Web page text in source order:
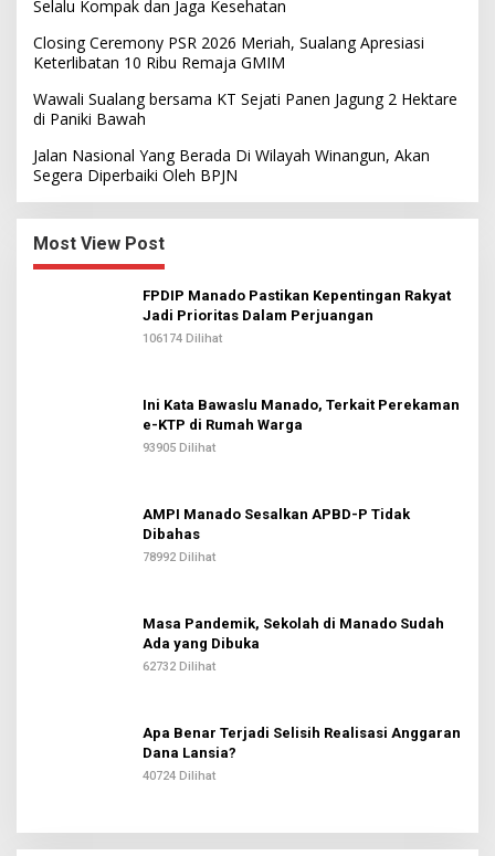
Selalu Kompak dan Jaga Kesehatan
Closing Ceremony PSR 2026 Meriah, Sualang Apresiasi
Keterlibatan 10 Ribu Remaja GMIM
Wawali Sualang bersama KT Sejati Panen Jagung 2 Hektare
di Paniki Bawah
Jalan Nasional Yang Berada Di Wilayah Winangun, Akan
Segera Diperbaiki Oleh BPJN
Most View Post
FPDIP Manado Pastikan Kepentingan Rakyat
Jadi Prioritas Dalam Perjuangan
106174 Dilihat
Ini Kata Bawaslu Manado, Terkait Perekaman
e-KTP di Rumah Warga
93905 Dilihat
AMPI Manado Sesalkan APBD-P Tidak
Dibahas
78992 Dilihat
Masa Pandemik, Sekolah di Manado Sudah
Ada yang Dibuka
62732 Dilihat
Apa Benar Terjadi Selisih Realisasi Anggaran
Dana Lansia?
40724 Dilihat